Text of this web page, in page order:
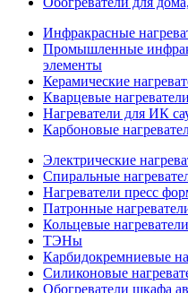
Инфракрасные
Промышленные
элементы
Керамические
Кварцевые нагреватели
Нагреватели для ИК
Карбоновые
Электрические
Спиральные
Нагреватели пресс
Патронные
Кольцевые нагреватели
ТЭНы
Карбидокремниевые
Силиконовые
Обогреватели шкафа